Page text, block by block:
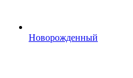
Новорожденный